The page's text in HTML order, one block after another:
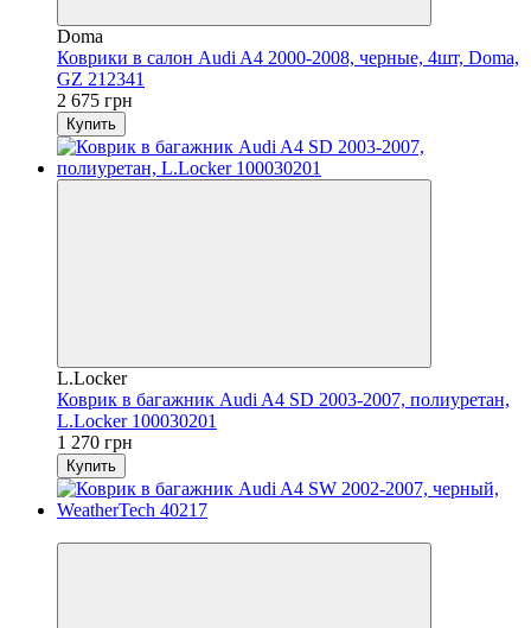
Doma
Коврики в салон Audi A4 2000-2008, черные, 4шт, Doma,
GZ 212341
2 675 грн
Купить
L.Locker
Коврик в багажник Audi A4 SD 2003-2007, полиуретан,
L.Locker 100030201
1 270 грн
Купить